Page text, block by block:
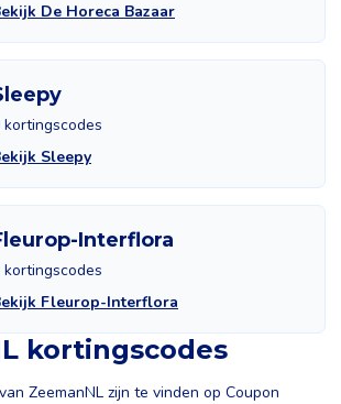
De Horeca Bazaar
kortingscodes
Sleepy
Interflora
kortingscodes
Fleurop-Interflora
kortingscodes
ZeemanNL zijn te vinden op Coupon